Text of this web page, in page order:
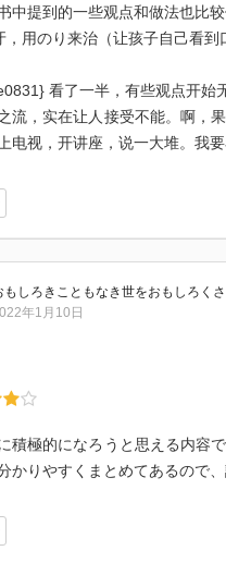
中提到的一些观点和做法也比较
，用のり来治（让孩子自己看到
看了一半，有些观点开始
流，实在让人接受不能。啊，
电视，开讲座，说一大堆。我
もしろきこともなき世をおもしろく
年1月10日
積極的になろうと思える内容
かりやすくまとめてあるので、